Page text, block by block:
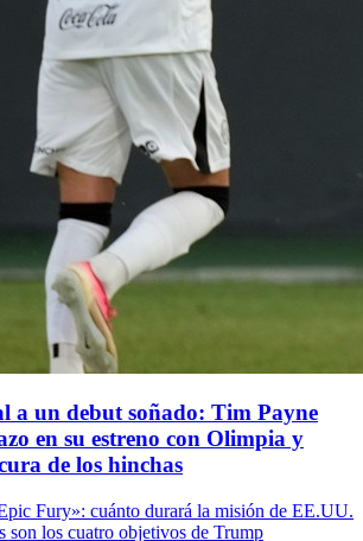
a un debut soñado: Tim Payne
en su estreno con Olimpia y
de los hinchas